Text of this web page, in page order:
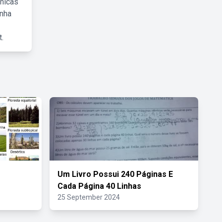
Um Livro Possui 240 Páginas E
Cada Página 40 Linhas
25 September 2024